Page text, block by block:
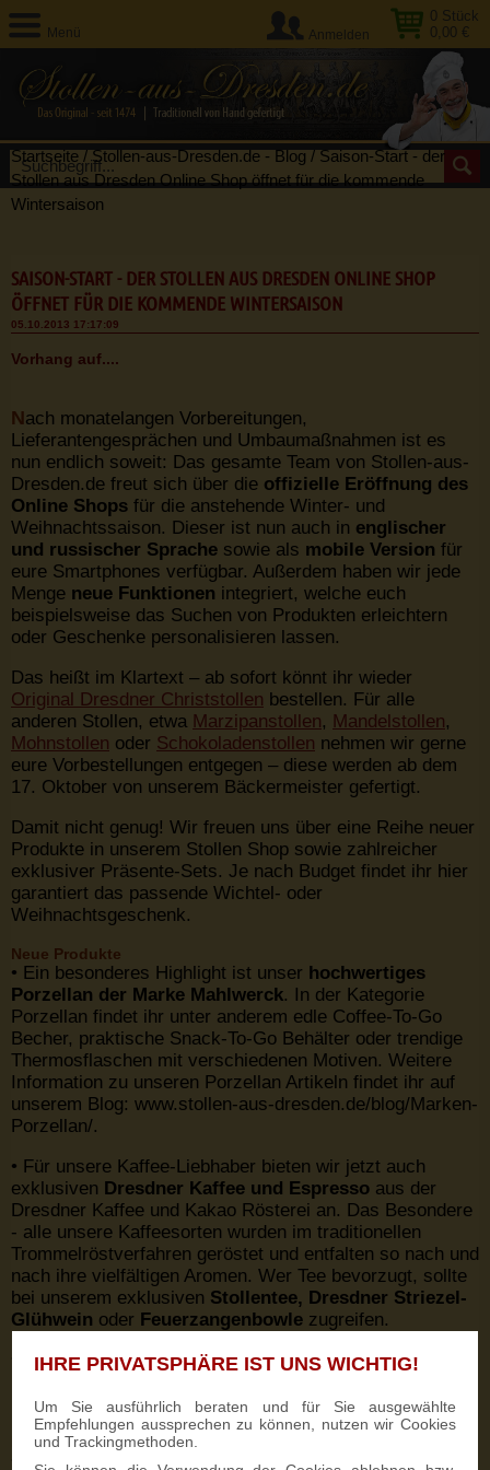
IHRE PRIVATSPHÄRE IST UNS WICHTIG!
Um Sie ausführlich beraten und für Sie ausgewählte
Empfehlungen aussprechen zu können, nutzen wir Cookies
und Trackingmethoden.
Menü
0 Stück
0,00 €
Anmelden
Startseite /Stollen-aus-Dresden.de - Blog /Saison-Start - der
Stollen aus Dresden Online Shop öffnet für die kommende
Wintersaison
SAISON-START - DER STOLLEN AUS DRESDEN ONLINE SHOP
ÖFFNET FÜR DIE KOMMENDE WINTERSAISON
05.10.2013 17:17:09
Vorhang auf....
Nach monatelangen Vorbereitungen,
Lieferantengesprächen und Umbaumaßnahmen ist es
nun endlich soweit: Das gesamte Team von Stollen-aus-
Dresden.de freut sich über die offizielle Eröffnung des
Online Shops für die anstehende Winter- und
Weihnachtssaison. Dieser ist nun auch in englischer
und russischer Sprache sowie als mobile Version für
eure Smartphones verfügbar. Außerdem haben wir jede
Menge neue Funktionen integriert, welche euch
beispielsweise das Suchen von Produkten erleichtern
oder Geschenke personalisieren lassen.
Das heißt im Klartext – ab sofort könnt ihr wieder
Original Dresdner Christstollen bestellen. Für alle
anderen Stollen, etwa Marzipanstollen, Mandelstollen,
Mohnstollen oder Schokoladenstollen nehmen wir gerne
eure Vorbestellungen entgegen – diese werden ab dem
17. Oktober von unserem Bäckermeister gefertigt.
Damit nicht genug! Wir freuen uns über eine Reihe neuer
Produkte in unserem Stollen Shop sowie zahlreicher
exklusiver Präsente-Sets. Je nach Budget findet ihr hier
garantiert das passende Wichtel- oder
Weihnachtsgeschenk.
Neue Produkte
• Ein besonderes Highlight ist unser hochwertiges
Porzellan der Marke Mahlwerck. In der Kategorie
Porzellan findet ihr unter anderem edle Coffee-To-Go
Becher, praktische Snack-To-Go Behälter oder trendige
Thermosflaschen mit verschiedenen Motiven. Weitere
Information zu unseren Porzellan Artikeln findet ihr auf
unserem Blog: www.stollen-aus-dresden.de/blog/Marken-
Porzellan/.
• Für unsere Kaffee-Liebhaber bieten wir jetzt auch
exklusiven Dresdner Kaffee und Espresso aus der
Dresdner Kaffee und Kakao Rösterei an. Das Besondere
- alle unsere Kaffeesorten wurden im traditionellen
Trommelröstverfahren geröstet und entfalten so nach und
nach ihre vielfältigen Aromen. Wer Tee bevorzugt, sollte
bei unserem exklusiven Stollentee, Dresdner Striezel-
Glühwein oder Feuerzangenbowle zugreifen.
• Neben neuen Leckereien findet ihr zudem praktische
Dresden-Motiven.
Neue Funktionen
• Das Einkaufen im Christstollen Shop macht nun noch